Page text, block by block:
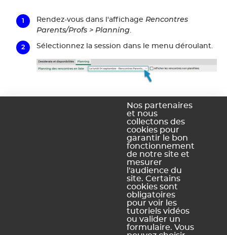
Rendez-vous dans l'affichage Rencontres
Parents/Profs > Planning
Sélectionnez la session dans le menu déroulant.
J'ai vu la famillepour les
rencontres qui ont bien eu lieu.
Ce contenu vous a été utile ?
Nos partenaires
et nous
collectons des
cookies pour
garantir le bon
fonctionnement
de notre site et
mesurer
l'audience du
site. Certains
cookies sont
obligatoires
pour voir les
tutoriels vidéos
ou valider un
formulaire. Vous